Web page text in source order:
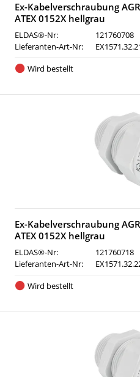
Ex-Kabelverschraubung
ATEX 0152X hellgrau
ELDAS®-Nr:
121760708
Lieferanten-Art-Nr:
Wird bestellt
Ex-Kabelverschraubung
ATEX 0152X hellgrau
ELDAS®-Nr:
121760718
Lieferanten-Art-Nr:
Wird bestellt